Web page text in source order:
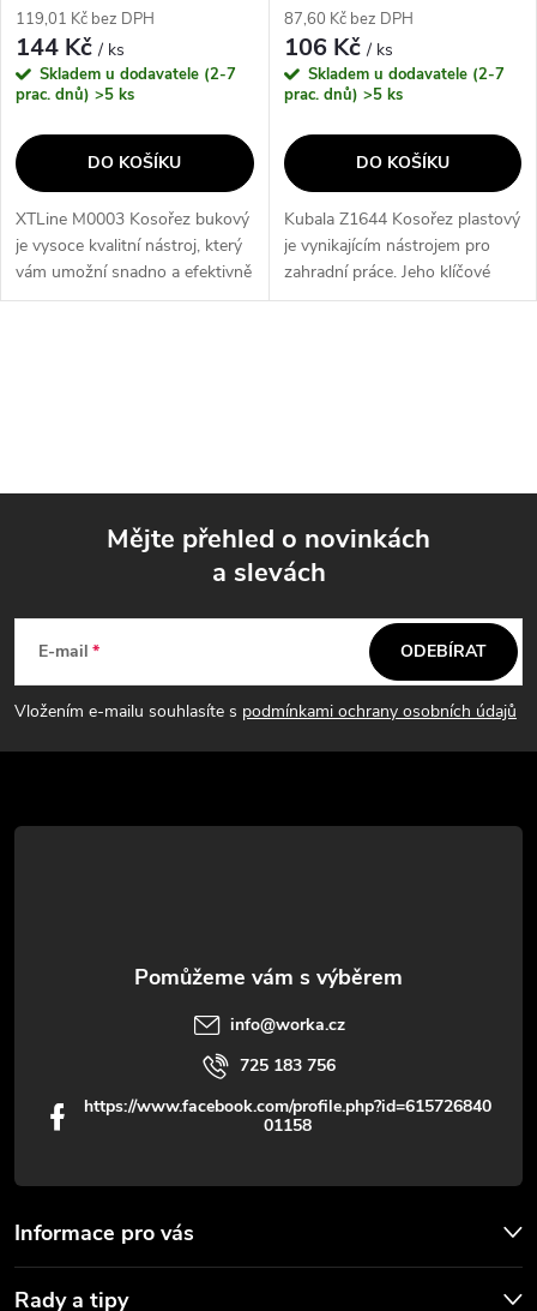
119,01 Kč bez DPH
144 Kč/ ks
Skladem u dodavatele (2-7
prac. dnů) >5 ks
DO KOŠÍKU
XTLine M0003 Kosořez bukový
je vysoce kvalitní nástroj, který
vám umožní snadno a efektivně
řezat dřevo. Díky svým
87,60 Kč bez DPH
106 Kč/ ks
Skladem u dodavatele (2-7
prac. dnů) >5 ks
DO KOŠÍKU
Kubala Z1644 Kosořez plastový
je vynikajícím nástrojem pro
zahradní práce. Jeho klíčové
vlastnosti zahrnují odolný
a
í
p
s
u
p
t
Mějte přehled o novinkách
a slevách
E-mail
Vložením e-mailu souhlasíte s podmínkami ochrany osobních údajů
ODEBÍRAT
Informace pro vás
Rady a tipy
info@worka.cz
725 183 756
https://www.facebook.com/profile.php?id=615726840
01158